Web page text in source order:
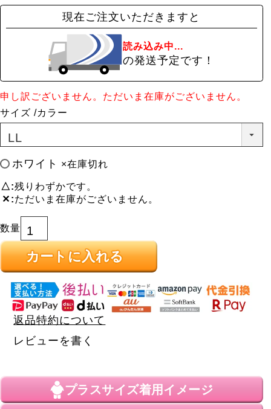
現在ご注文いただきますと
読み込み中...
の発送予定です！
申し訳ございません。ただいま在庫がございません。
サイズ
カラー
ホワイト ×在庫切れ
△ 残りわずかです。
✕ ただいま在庫がございません。
カートに入れる
返品特約について
レビューを書く
プラスサイズ着用イメージ